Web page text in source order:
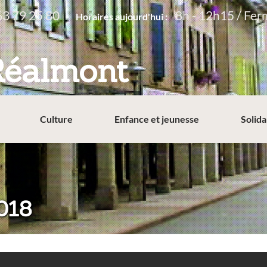
79 25 80 Horaires aujourd'hui : 8h - 12h15 /
Culture Enfance et jeunesse